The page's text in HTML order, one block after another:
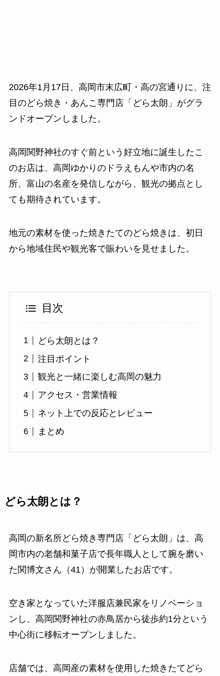
2026年1月17日、高岡市末広町・高の宮通りに、注
目のどら焼き・あんこ専門店「どら太朗」がグラ
ンドオープンしました。
高岡関野神社のすぐ前という好立地に誕生したこ
のお店は、高岡ゆかりのドラえもんや市内の名
所、富山の名産を発信しながら、観光の拠点とし
ても期待されています。
地元の素材を使った焼きたてのどら焼きは、初日
から地域住民や観光客で賑わいを見せました。
目次
どら太朗とは？
注目ポイント
観光と一緒に楽しむ高岡の魅力
アクセス・営業情報
ネット上での反応とレビュー
まとめ
どら太朗とは？
高岡の新名所どら焼き専門店「どら太朗」は、高
岡市内の老舗和菓子店で長年職人として腕を磨い
た関博文さん（41）が開業したお店です。
空き家となっていた洋服店兼民家をリノベーショ
ンし、高岡関野神社の赤鳥居から徒歩約1分という
中心街に移転オープンしました。
店舗では、高岡産の素材を使用した焼きたてどら